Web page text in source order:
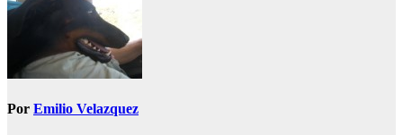
Por Emilio Velazquez